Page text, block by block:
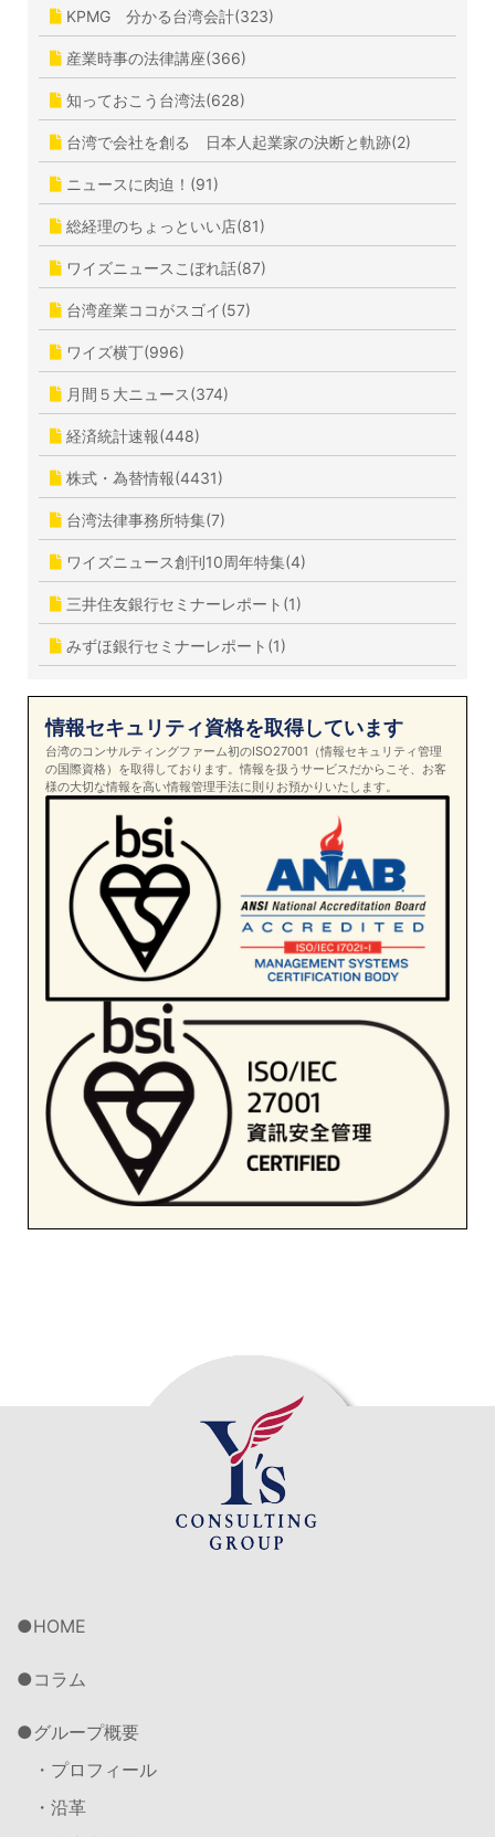
KPMG 分かる台湾会計(323)
産業時事の法律講座(366)
知っておこう台湾法(628)
台湾で会社を創る 日本人起業家の決断と軌跡(2)
ニュースに肉迫！(91)
総経理のちょっといい店(81)
ワイズニュースこぼれ話(87)
台湾産業ココがスゴイ(57)
ワイズ横丁(996)
月間５大ニュース(374)
経済統計速報(448)
株式・為替情報(4431)
台湾法律事務所特集(7)
ワイズニュース創刊10周年特集(4)
三井住友銀行セミナーレポート(1)
みずほ銀行セミナーレポート(1)
情報セキュリティ資格を取得しています
台湾のコンサルティングファーム初のISO27001（情報セキュリティ管理
の国際資格）を取得しております。情報を扱うサービスだからこそ、お客
様の大切な情報を高い情報管理手法に則りお預かりいたします。
HOME
コラム
グループ概要
・プロフィール
・沿革